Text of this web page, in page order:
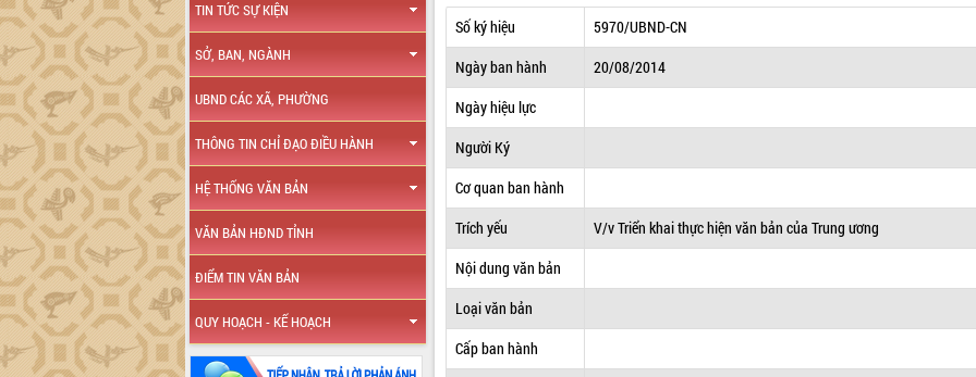
TIN TỨC SỰ KIỆN
SỞ, BAN, NGÀNH
UBND CÁC XÃ, PHƯỜNG
THÔNG TIN CHỈ ĐẠO ĐIỀU HÀNH
HỆ THỐNG VĂN BẢN
VĂN BẢN HĐND TỈNH
ĐIỂM TIN VĂN BẢN
QUY HOẠCH - KẾ HOẠCH
Số ký hiệu
5970/UBND-CN
Ngày ban hành
20/08/2014
Ngày hiệu lực
Người Ký
Cơ quan ban hành
Trích yếu
V/v Triển khai thực hiện văn bản của Trung ương
Nội dung văn bản
Loại văn bản
Cấp ban hành